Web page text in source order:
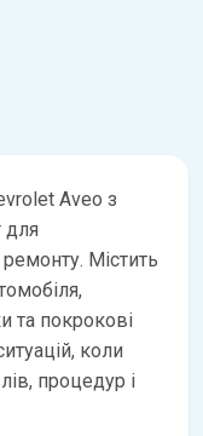
Aveo з
для
Містить
та покрокові
коли
процедур і